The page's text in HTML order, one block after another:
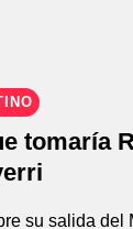
tomaría